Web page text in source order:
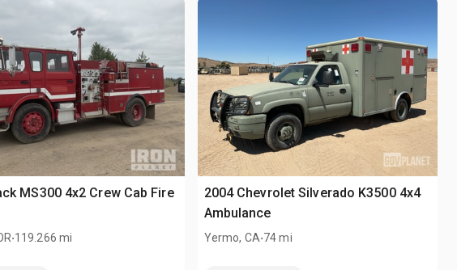
MS300 4x2 Crew Cab Fire
.119.266 mi
2004 Chevrolet Silverado K3500 4x4
Ambulance
Yermo, CA.74 mi